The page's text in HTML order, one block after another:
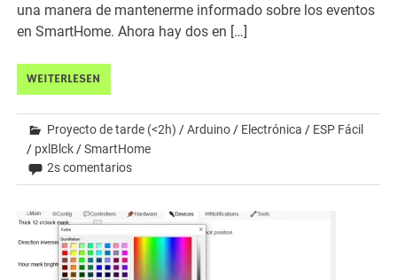
una manera de mantenerme informado sobre los eventos
en SmartHome. Ahora hay dos en […]
WEITERLESEN
Proyecto de tarde (<2h) /Arduino / Electrónica / ESP Fácil
/ pxlBlck /SmartHome
2s comentarios